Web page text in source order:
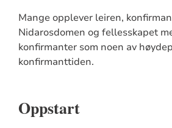
Mange opplever leiren,
Nidarosdomen og fellesskapet
konfirmanter som noen av
konfirmanttiden.
Oppstart